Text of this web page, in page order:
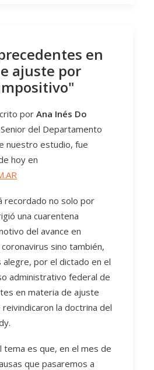
en
ajuste por
por Ana Inés Do
del Departamento
nuestro estudio, fue
hoy en
recordado no solo por
una cuarentena
del avance en
sino también,
alegre, por el dictado en el
administrativo federal de
en materia de ajuste
la doctrina del
tema es que, en el mes de
que pasaremos a